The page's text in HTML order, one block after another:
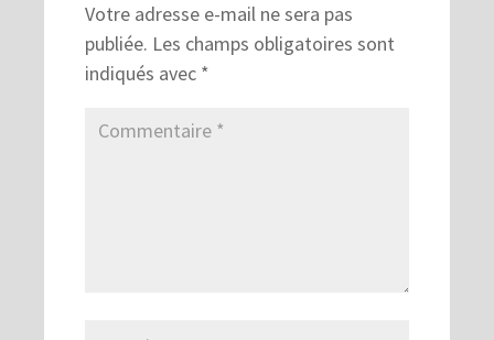
Votre adresse e-mail ne sera pas
publiée. Les champs obligatoires sont
indiqués avec *